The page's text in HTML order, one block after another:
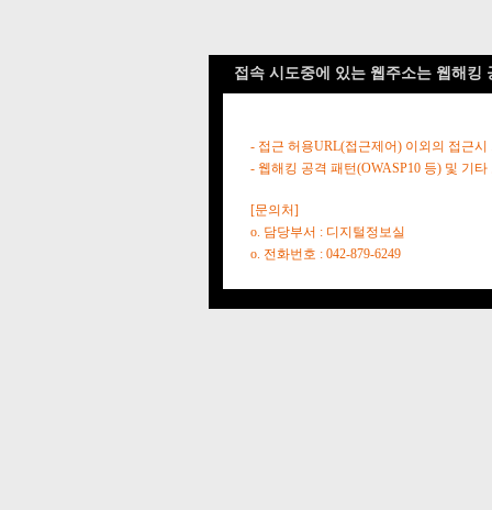
접속 시도중에 있는 웹주소는 웹해킹
- 접근 허용URL(접근제어) 이외의 접근시
- 웹해킹 공격 패턴(OWASP10 등) 및 기
[문의처]
o. 담당부서 : 디지털정보실
o. 전화번호 : 042-879-6249